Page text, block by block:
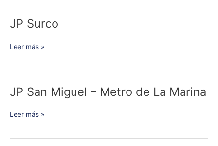
JP Surco
JP
Leer más »
JP San Miguel – Metro de La Marina
JP
Miguel
Leer más »